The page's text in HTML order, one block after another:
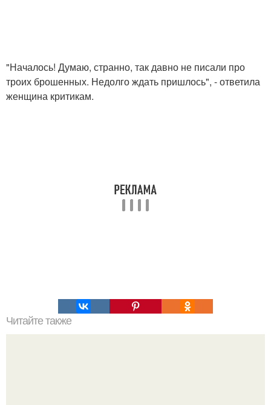
"Началось! Думаю, странно, так давно не писали про
троих брошенных. Недолго ждать пришлось", - ответила
женщина критикам.
Читайте также